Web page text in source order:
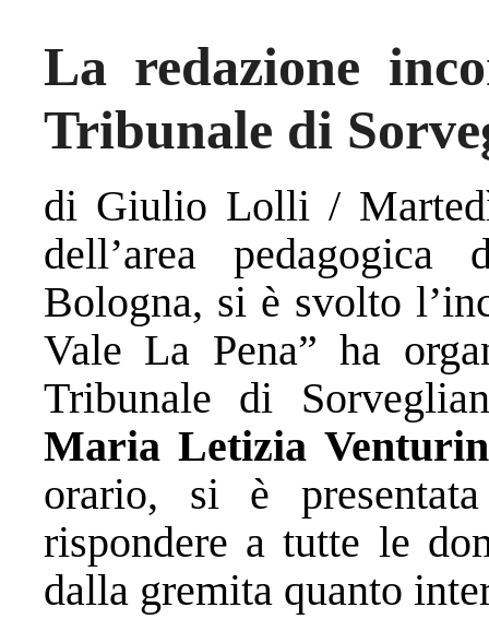
La redazione
Tribunale di
di Giulio Lolli /
dell’area
Bologna, si è svolto
Vale La Pena” ha
Tribunale di
Maria Letizia
orario, si è
rispondere a tutte le
dalla gremita quanto